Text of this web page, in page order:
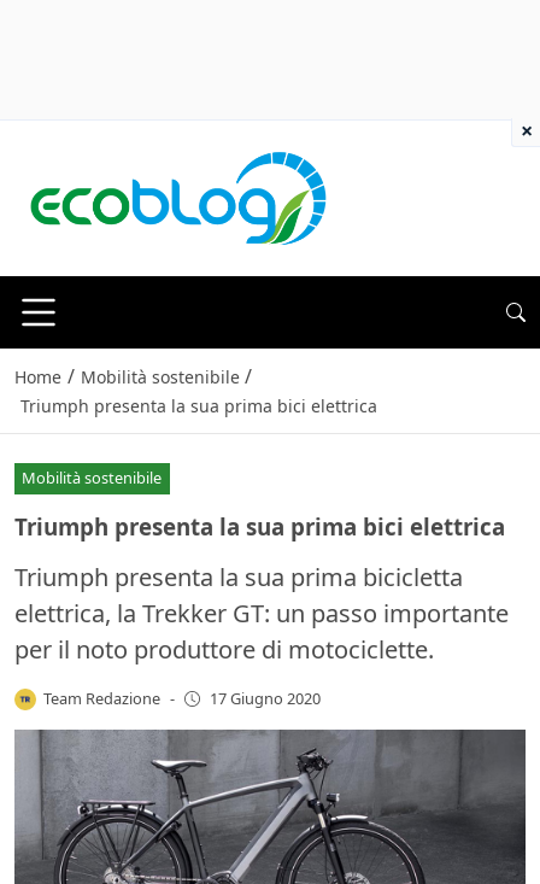
Home / Mobilità sostenibile /
Triumph presenta la sua prima bici elettrica
Mobilità sostenibile
Triumph presenta la sua prima bici elettrica
Triumph presenta la sua prima bicicletta
elettrica, la Trekker GT: un passo importante
per il noto produttore di motociclette.
Team Redazione - 17 Giugno 2020
×